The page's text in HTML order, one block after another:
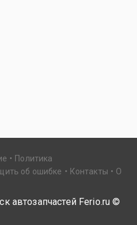
Политика
об ошибке Контакты
О
автозапчастей Ferio.ru ©